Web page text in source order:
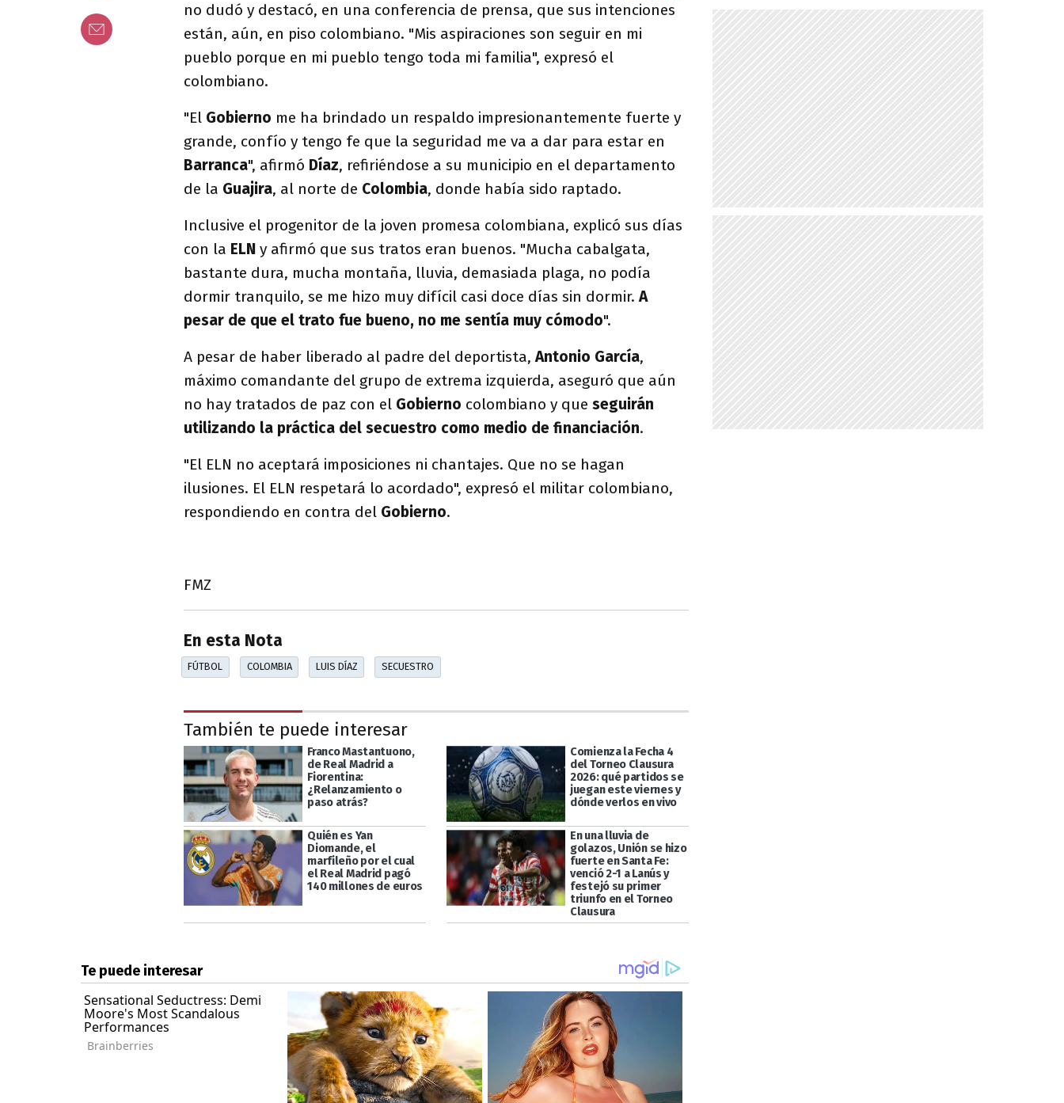
no dudó y destacó, en una conferencia de prensa, que sus intenciones
están, aún, en piso colombiano. "Mis aspiraciones son seguir en mi
pueblo porque en mi pueblo tengo toda mi familia", expresó el
colombiano.
"El Gobierno me ha brindado un respaldo impresionantemente fuerte y
grande, confío y tengo fe que la seguridad me va a dar para estar en
Barranca", afirmó Díaz, refiriéndose a su municipio en el departamento
de la Guajira, al norte de Colombia, donde había sido raptado.
Inclusive el progenitor de la joven promesa colombiana, explicó sus días
con la ELN y afirmó que sus tratos eran buenos. "Mucha cabalgata,
bastante dura, mucha montaña, lluvia, demasiada plaga, no podía
dormir tranquilo, se me hizo muy difícil casi doce días sin dormir.A
pesar de que el trato fue bueno, no me sentía muy cómodo".
A pesar de haber liberado al padre del deportista,Antonio García,
máximo comandante del grupo de extrema izquierda, aseguró que aún
no hay tratados de paz con el Gobierno colombiano y que seguirán
utilizando la práctica del secuestro como medio de financiación.
"El ELN no aceptará imposiciones ni chantajes. Que no se hagan
ilusiones. El ELN respetará lo acordado", expresó el militar colombiano,
respondiendo en contra del Gobierno.
FMZ
En esta Nota
FÚTBOL COLOMBIA LUIS DÍAZ SECUESTRO
También te puede interesar
Franco Mastantuono,
de Real Madrid a
Fiorentina:
¿Relanzamiento o
paso atrás?
Comienza la Fecha 4
del Torneo Clausura
2026: qué partidos se
juegan este viernes y
dónde verlos en vivo
Quién es Yan
Diomande, el
marfileño por el cual
el Real Madrid pagó
140 millones de euros
En una lluvia de
golazos, Unión se hizo
fuerte en Santa Fe:
venció 2-1 a Lanús y
festejó su primer
triunfo en el Torneo
Clausura